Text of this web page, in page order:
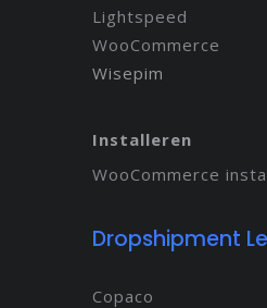
Lightspeed
WooCommerce
Wisepim
Installeren
WooCommerce
Dropshipment
Copaco